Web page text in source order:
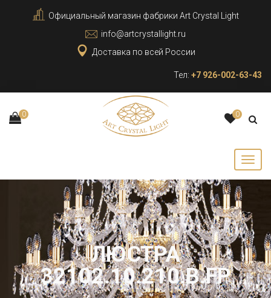
Официальный магазин фабрики Art Crystal Light
info@artcrystallight.ru
Доставка по всей России
Тел: +7 926-002-63-43
0 0
ЛЮСТРА
32102.10.210.B.FP